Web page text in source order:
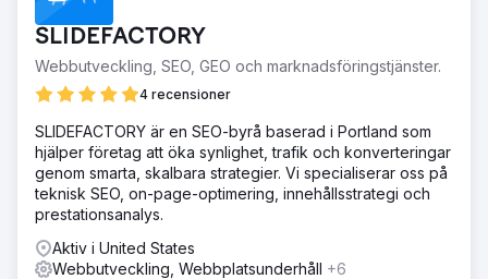
SLIDEFACTORY
Webbutveckling, SEO, GEO och marknadsföringstjänster.
4 recensioner
SLIDEFACTORY är en SEO-byrå baserad i Portland som
hjälper företag att öka synlighet, trafik och konverteringar
genom smarta, skalbara strategier. Vi specialiserar oss på
teknisk SEO, on-page-optimering, innehållsstrategi och
prestationsanalys.
Aktiv i United States
Webbutveckling, Webbplatsunderhåll +6